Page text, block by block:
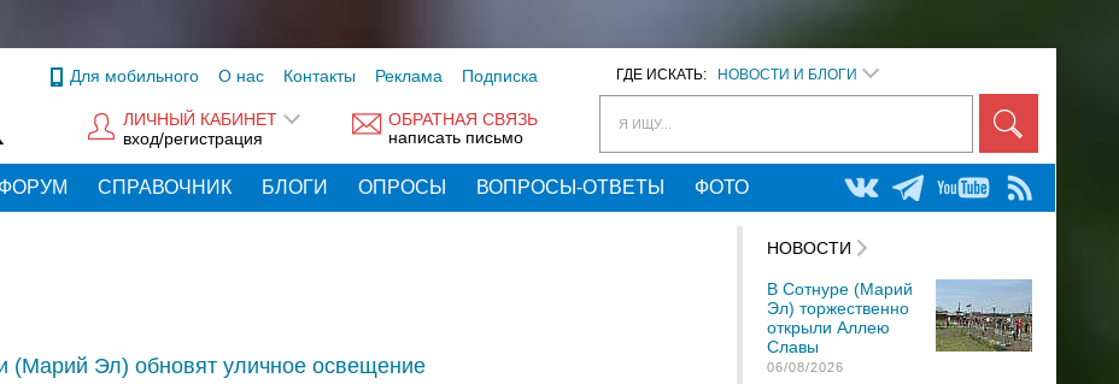
ГДЕ ИСКАТЬ: НОВОСТИ И БЛОГИ
Я ИЩУ...
Для мобильного О нас Контакты Реклама Подписка
ОБРАТНАЯ СВЯЗЬ
написать письмо
ЛИЧНЫЙ КАБИНЕТ
вход/регистрация
ФОРУМ СПРАВОЧНИК БЛОГИ ОПРОСЫ ВОПРОСЫ-ОТВЕТЫ ФОТО
(Марий Эл) обновят уличное освещение
НОВОСТИ
В Сотнуре (Марий
Эл) торжественно
открыли Аллею
Славы
06/08/2026